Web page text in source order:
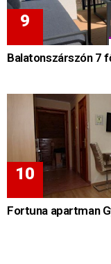
Balatonszárszón 7
Fortuna apartman